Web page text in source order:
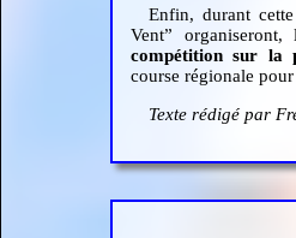
Enfin, durant
Vent”
compétition sur la
course régionale
Texte rédigé par